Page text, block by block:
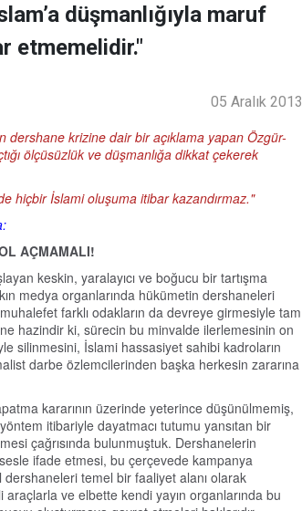
düşmanlığıyla maruf
etmemelidir."
05 Aralık 2013
krizine dair bir açıklama yapan Özgür-
ölçüsüzlük ve düşmanlığa dikkat çekerek
hiçbir İslami oluşuma itibar kazandırmaz."
AÇMAMALI!
keskin, yaralayıcı ve boğucu bir tartışma
medya organlarında hükümetin dershaneleri
farklı odakların da devreye girmesiyle tam
hazindir ki, sürecin bu minvalde ilerlemesinin on
silinmesini, İslami hassasiyet sahibi kadroların
darbe özlemcilerinden başka herkesin zararına
kararının üzerinde yeterince düşünülmemiş,
itibariyle dayatmacı tutumu yansıtan bir
çağrısında bulunmuştuk. Dershanelerin
sesle ifade etmesi, bu çerçevede kampanya
dershaneleri temel bir faaliyet alanı olarak
ve elbette kendi yayın organlarında bu